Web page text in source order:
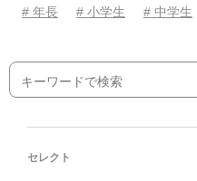
# 年長
# 小学生 # 中学生
セレクト